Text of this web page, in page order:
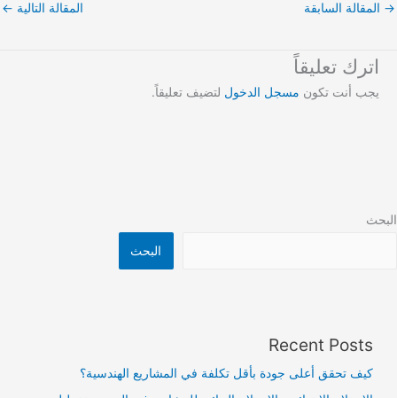
→ المقالة السابقة المقالة التالية ←
اترك تعليقاً
يجب أنت تكون مسجل الدخول لتضيف تعليقاً.
البحث
البحث
Recent Posts
كيف تحقق أعلى جودة بأقل تكلفة في المشاريع الهندسية؟